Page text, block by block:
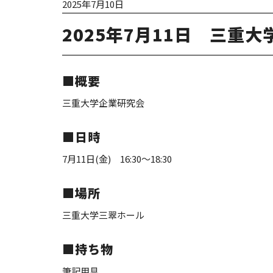
2025年7月10日
2025年7月11日 三重大
■概要
三重大学企業研究会
■日時
7月11日(金) 16:30～18:30
■場所
三重大学三翠ホール
■持ち物